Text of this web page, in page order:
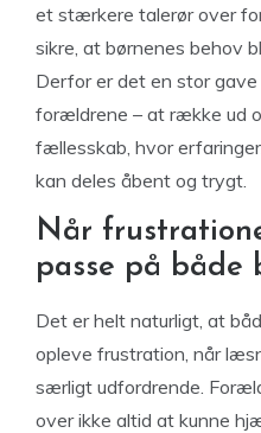
et stærkere talerør over
sikre, at børnenes behov
Derfor er det en stor
forældrene – at række ud
fællesskab, hvor
kan deles åbent og trygt.
Når
passe på
Det er helt naturligt, at
opleve frustration, når
særligt udfordrende.
over ikke altid at kunne